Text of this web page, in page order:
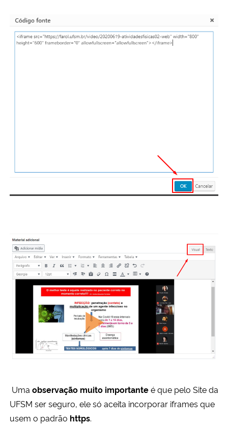
Uma observação muito importanteé que pelo Site da
UFSM ser seguro, ele só aceita incorporar iframes que
usem o padrão https.